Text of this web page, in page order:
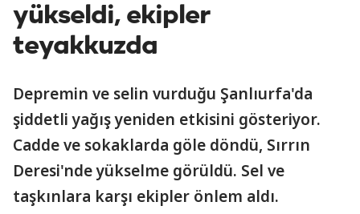
yükseldi, ekipler
teyakkuzda
Depremin ve selin vurduğu Şanlıurfa'da
şiddetli yağış yeniden etkisini gösteriyor.
Cadde ve sokaklarda göle döndü, Sırrın
Deresi'nde yükselme görüldü. Sel ve
taşkınlara karşı ekipler önlem aldı.